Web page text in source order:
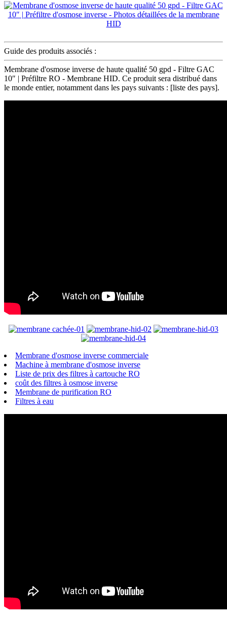
Guide des produits associés :
Membrane d'osmose inverse de haute qualité 50 gpd - Filtre GAC
10″ | Préfiltre RO - Membrane HID. Ce produit sera distribué dans
le monde entier, notamment dans les pays suivants : [liste des pays].
Membrane d'osmose inverse commerciale
Machine à membrane d'osmose inverse
Liste de prix des filtres à cartouche RO
coût des filtres à osmose inverse
Membrane de purification RO
Filtres à eau